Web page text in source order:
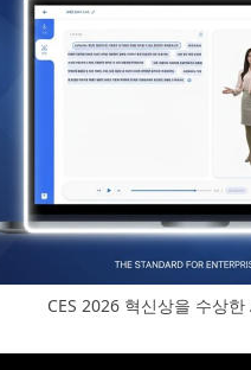
CES 2026 혁신상을 수상한